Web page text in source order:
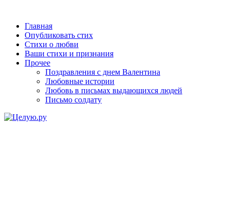
Главная
Опубликовать стих
Стихи о любви
Ваши стихи и признания
Прочее
Поздравления с днем Валентина
Любовные истории
Любовь в письмах выдающихся людей
Письмо солдату